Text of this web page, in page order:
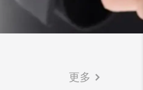
更多